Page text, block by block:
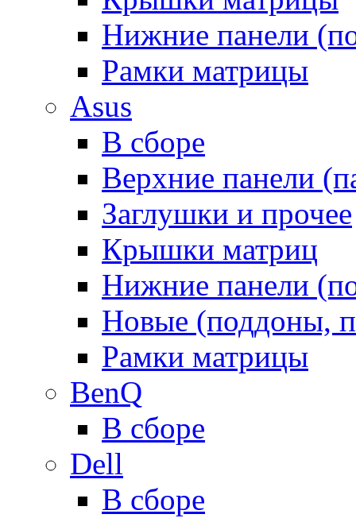
Нижние панели
Рамки матрицы
Asus
В сборе
Верхние панели
Заглушки и прочее
Крышки матриц
Нижние панели
Новые (поддоны,
Рамки матрицы
BenQ
В сборе
Dell
В сборе